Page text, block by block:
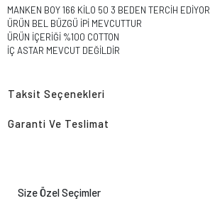
MANKEN BOY 166 KİLO 50 3 BEDEN TERCİH EDİYOR
ÜRÜN BEL BÜZGÜ İPİ MEVCUTTUR
ÜRÜN İÇERİĞİ %100 COTTON
İÇ ASTAR MEVCUT DEĞİLDİR
Taksit Seçenekleri
Garanti Ve Teslimat
Size Özel Seçimler